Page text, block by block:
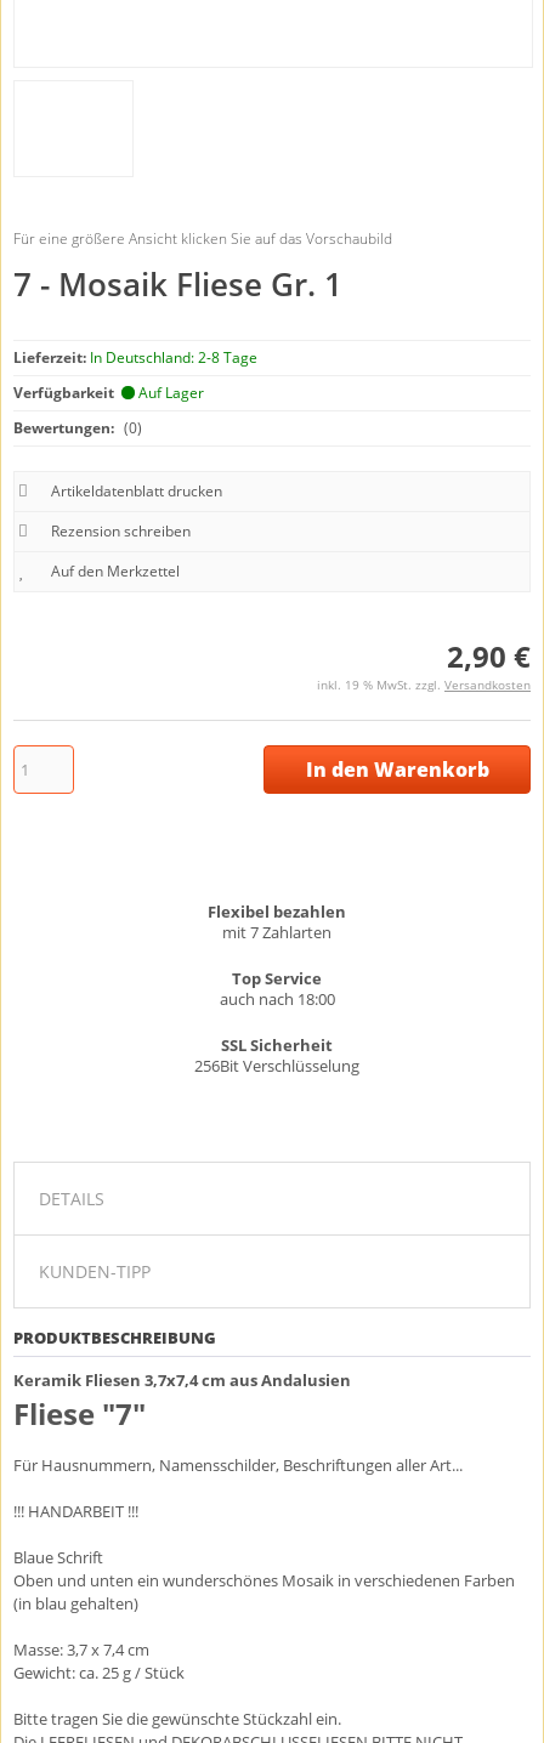
Für eine größere Ansicht klicken Sie auf das Vorschaubild
7 - Mosaik Fliese Gr. 1
Lieferzeit: In Deutschland: 2-8 Tage
Verfügbarkeit
Auf Lager
Bewertungen: (0)
Artikeldatenblatt drucken
Rezension schreiben
2,90 €
inkl. 19 % MwSt. zzgl. Versandkosten
In den Warenkorb
Flexibel bezahlen
mit 7 Zahlarten
Top Service
auch nach 18:00
SSL Sicherheit
256Bit Verschlüsselung
DETAILS
KUNDEN-TIPP
PRODUKTBESCHREIBUNG
Keramik Fliesen 3,7x7,4 cm aus Andalusien
Fliese "7"
Für Hausnummern, Namensschilder, Beschriftungen aller Art...
!!! HANDARBEIT !!!
Blaue Schrift
Oben und unten ein wunderschönes Mosaik in verschiedenen Farben
(in blau gehalten)
Masse: 3,7 x 7,4 cm
Gewicht: ca. 25 g / Stück
Bitte tragen Sie die gewünschte Stückzahl ein.